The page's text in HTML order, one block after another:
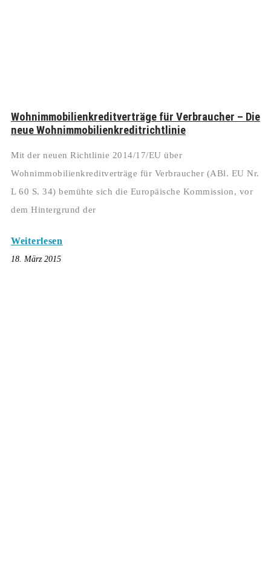
Wohnimmobilienkreditverträge für Verbraucher – Die
neue Wohnimmobilienkreditrichtlinie
Mit der neuen Richtlinie 2014/17/EU über
Wohnimmobilienkreditverträge für Verbraucher (ABl. EU Nr.
L 60 S. 34) bemühte sich die Europäische Kommission, vor
dem Hintergrund der
Weiterlesen
18. März 2015